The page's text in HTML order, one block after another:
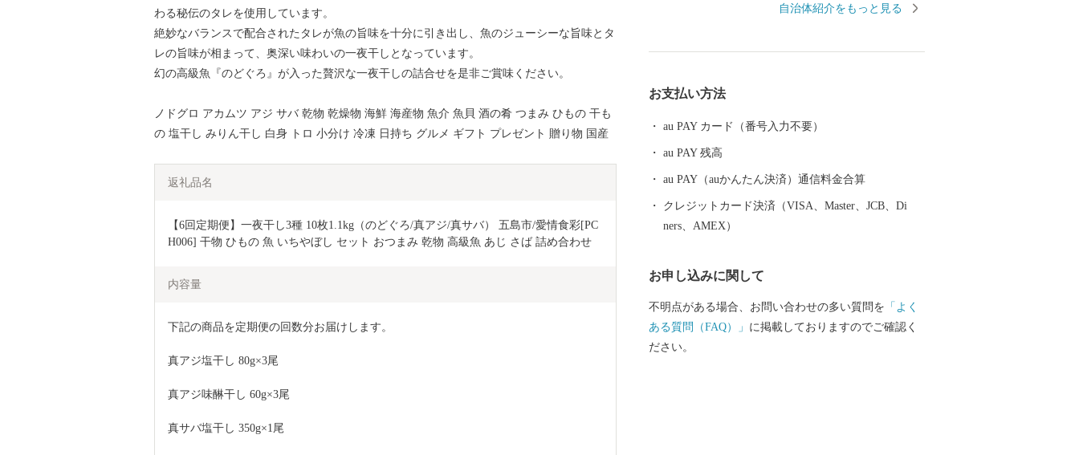
わる秘伝のタレを使用しています。
絶妙なバランスで配合されたタレが魚の旨味を十分に引き出し、魚のジューシーな旨味とタ
レの旨味が相まって、奥深い味わいの一夜干しとなっています。
幻の高級魚『のどぐろ』が入った贅沢な一夜干しの詰合せを是非ご賞味ください。
ノドグロ アカムツ アジ サバ 乾物 乾燥物 海鮮 海産物 魚介 魚貝 酒の肴 つまみ ひもの 干も
の 塩干し みりん干し 白身 トロ 小分け 冷凍 日持ち グルメ ギフト プレゼント 贈り物 国産
返礼品名
【6回定期便】一夜干し3種 10枚1.1kg（のどぐろ/真アジ/真サバ） 五島市/愛情食彩[PC
H006] 干物 ひもの 魚 いちやぼし セット おつまみ 乾物 高級魚 あじ さば 詰め合わせ
内容量
下記の商品を定期便の回数分お届けします。
真アジ塩干し 80g×3尾
真アジ味醂干し 60g×3尾
真サバ塩干し 350g×1尾
天草地方の潜伏キリシタン関連遺産」が世界遺産に登
静かに佇んでいます。
自治体紹介をもっと見る
お支払い方法
au PAY カード（番号入力不要）
au PAY 残高
au PAY（auかんたん決済）通信料金合算
クレジットカード決済（VISA、Master、JCB、Di
ners、AMEX）
お申し込みに関して
不明点がある場合、お問い合わせの多い質問を 「よく
ある質問（FAQ）」 に掲載しておりますのでご確認く
ださい。